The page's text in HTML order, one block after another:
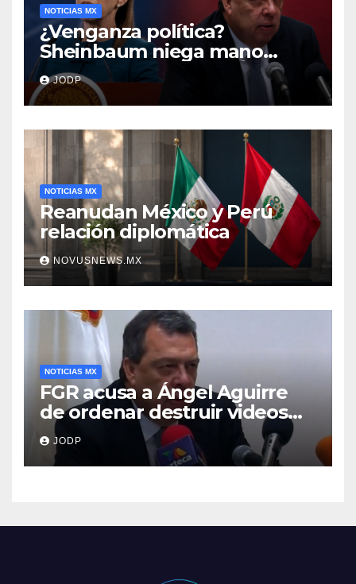
NOTICIAS MX
¿Venganza política?
Sheinbaum niega mano
negra en captura de Ángel
Aguirre
JODP
NOTICIAS MX
Reanudan México y Perú
relación diplomática
NOVUSNEWS.MX
NOTICIAS MX
FGR acusa a Ángel Aguirre
de ordenar destruir videos
clave del caso Ayotzinapa
JODP